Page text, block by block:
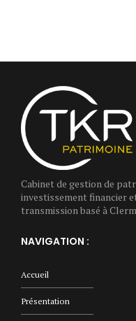
Cabinet de gestion de
investissement financier
transmission basé à
NAVIGATION :
Accueil
Présentation